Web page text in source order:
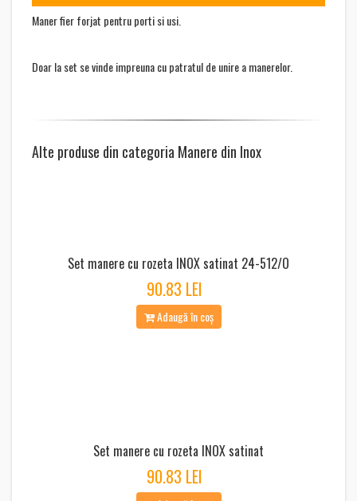
Maner fier forjat pentru porti si usi.
Doar la set se vinde impreuna cu patratul de unire a manerelor.
Alte produse din categoria Manere din Inox
Set manere cu rozeta INOX satinat 24-512/O
90.83 LEI
Adaugă în coș
Set manere cu rozeta INOX satinat
90.83 LEI